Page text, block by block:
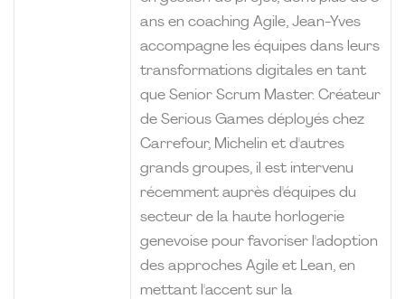
ans en coaching Agile, Jean-Yves
accompagne les équipes dans leurs
transformations digitales en tant
que Senior Scrum Master. Créateur
de Serious Games déployés chez
Carrefour, Michelin et d'autres
grands groupes, il est intervenu
récemment auprès d'équipes du
secteur de la haute horlogerie
genevoise pour favoriser l'adoption
des approches Agile et Lean, en
mettant l'accent sur la